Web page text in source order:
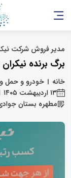
مدیر فروش شرکت
برگ برنده
خانه خودرو و حمل
۱۳ اردیبهشت ۱۴۰۵
مطهره بستان‌